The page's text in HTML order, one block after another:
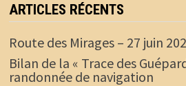
ARTICLES RÉCENTS
Route des Mirages – 27 juin
Bilan de la « Trace des
randonnée de navigation